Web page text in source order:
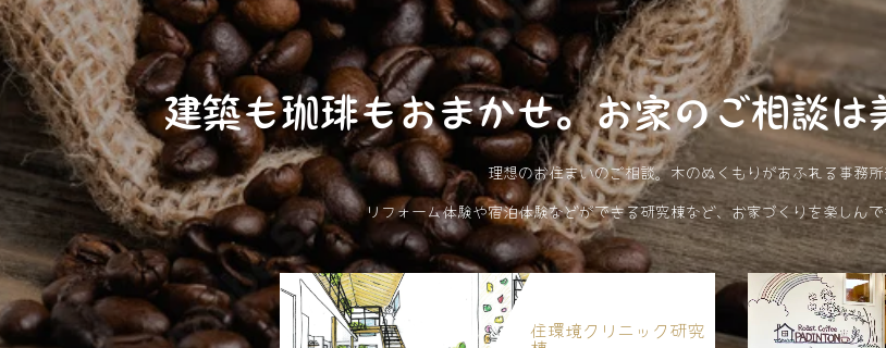
建築も珈琲もおまかせ。お家のご相談
理想のお住まいのご相談。木のぬくもりがあふれる事務
リフォーム体験や宿泊体験などができる研究棟など、お家づくりを楽しんで
住環境クリニック研究